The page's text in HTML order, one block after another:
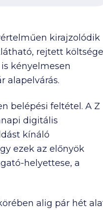
kirajzolódik
rejtett
kényelmesen
alapelvárás.
belépési feltétel. A Z
digitális
kínáló
ezek az előnyök
helyettese, a
alig pár hét